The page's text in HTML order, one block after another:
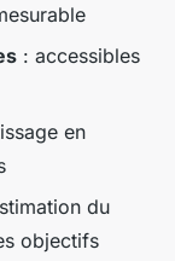
: accessibles
en
du
objectifs